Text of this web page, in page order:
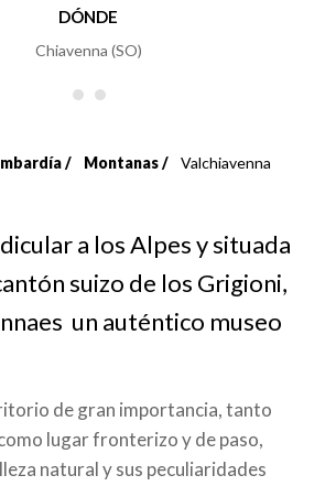
DÓNDE
Chiavenna (SO)
Montanas Valchiavenna
a los Alpes y situada
suizo de los Grigioni,
un auténtico museo
de gran importancia, tanto
lugar fronterizo y de paso,
natural y sus peculiaridades